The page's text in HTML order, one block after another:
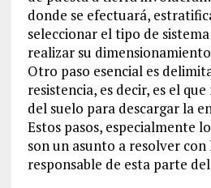
donde se efectuará,
seleccionar el tipo de
realizar su
Otro paso esencial es
resistencia, es decir, es el
del suelo para descargar la
Estos pasos, especialmente
son un asunto a resolver con
responsable de esta parte